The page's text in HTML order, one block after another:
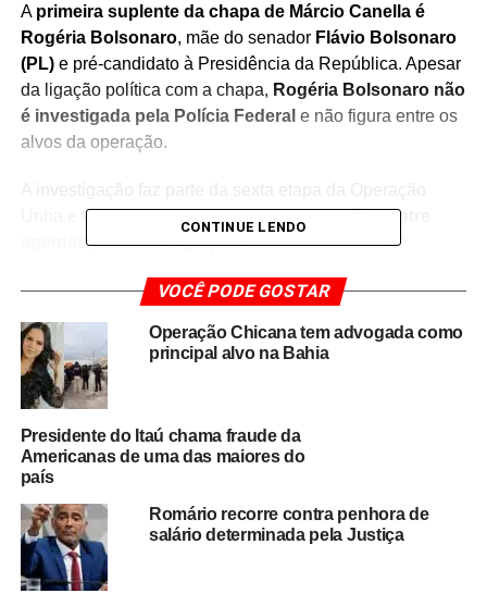
A primeira suplente da chapa de Márcio Canella é
Rogéria Bolsonaro, mãe do senador Flávio Bolsonaro
(PL)e pré-candidato à Presidência da República. Apesar
da ligação política com a chapa, Rogéria Bolsonaro não
é investigada pela Polícia Federal e não figura entre os
alvos da operação.
Unha e Carne, que apurasupostas conexões entre
agentes públicos e grupos criminosos, além de
outros crimes financeiros. As diligências realizadas nesta
fase buscam aprofundar a coleta de provas e esclarecer a
participação dos investigados.
A presença de Rogéria Bolsonaro como primeira suplente
família Bolsonaro. No entanto,até o momento, não há
qualquer indicação de envolvimento dela nas
conforme as informações divulgadas sobre a operação.
Márcio Canella segue como um dos investigados nesta
CONTINUE LENDO
VOCÊ PODE GOSTAR
Operação Chicana tem advogada como
principal alvo na Bahia
Presidente do Itaú chama fraude da
Americanas de uma das maiores do
país
Romário recorre contra penhora de
salário determinada pela Justiça